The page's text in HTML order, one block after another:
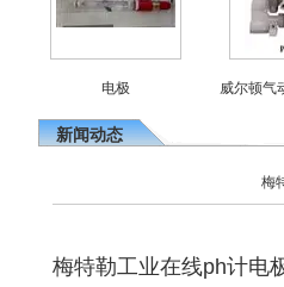
电极 威尔顿气动
新闻动态
梅
梅特勒工业在线ph计电